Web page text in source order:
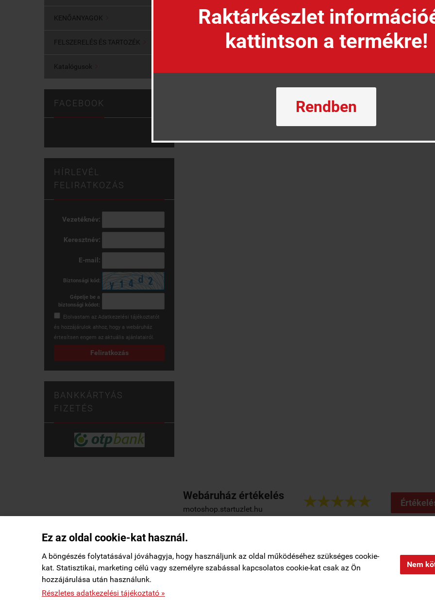
Raktárkészlet
kattintson a termékre!
Rendben
Ez az oldal cookie-kat használ.
A böngészés folytatásával jóváhagyja, hogy használjunk az oldal működéséhez szükséges cookie-
kat. Statisztikai, marketing célú vagy személyre szabással kapcsolatos cookie-kat csak az Ön
hozzájárulása után használunk.
Részletes adatkezelési tájékoztató »
Nem
KENŐANYAGOK
FELSZERELÉS ÉS TARTOZÉK
Katalógusok
FACEBOOK
HÍRLEVÉL
FELIRATKOZÁS
Vezetéknév:
Keresztnév:
E-mail:
Biztonsági kód:
Gépelje be a
biztonsági kódot:
Elolvastam az Adatkezelési tájékoztatót
és hozzájárulok ahhoz, hogy a webáruház
értesítsen engem az aktuális ajánlatairól.
Feliratkozás
BANKKÁRTYÁS
FIZETÉS
Webáruház értékelés
motoshop.startuzlet.hu

Elállás a szerződéstől|Barion|Kezdőlap|Regisztráció|Rendelési feltételek|Elérhetőségek|Kosár tartalma,
motoshop.startuzlet.hu - SB Motoralkatrész Kft.
Márk Miskolc településről
Vásárolt a webáruházban
2 órával ezelőtt StartÜzlet által hitelesítve